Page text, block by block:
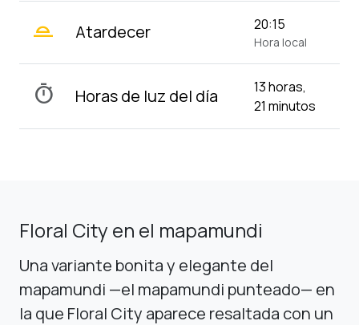
wb_twilight_2 Atardecer 20:15
Hora local
timer Horas de luz del día
13 horas,
21 minutos
Floral City en el mapamundi
Una variante bonita y elegante del
mapamundi —el mapamundi punteado— en
la que Floral City aparece resaltada con un